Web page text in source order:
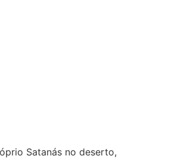
Satanás no deserto,